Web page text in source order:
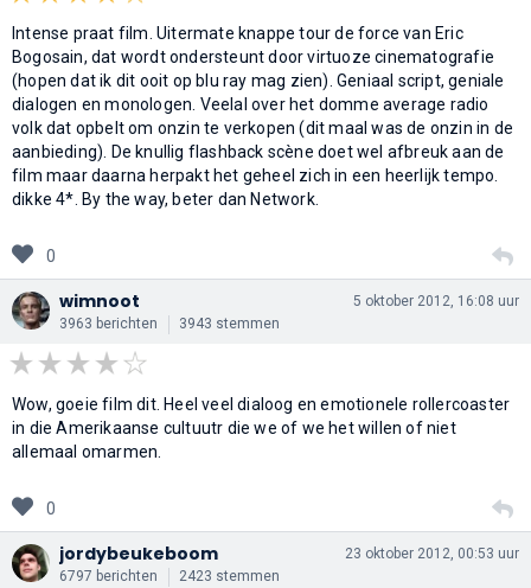
Intense praat film. Uitermate knappe tour de force van Eric
Bogosain, dat wordt ondersteunt door virtuoze cinematografie
(hopen dat ik dit ooit op blu ray mag zien). Geniaal script, geniale
dialogen en monologen. Veelal over het domme average radio
volk dat opbelt om onzin te verkopen (dit maal was de onzin in de
aanbieding). De knullig flashback scène doet wel afbreuk aan de
film maar daarna herpakt het geheel zich in een heerlijk tempo.
dikke 4*. By the way, beter dan Network.
0
wimnoot
3963 berichten 3943 stemmen
5 oktober 2012, 16:08 uur
Wow, goeie film dit. Heel veel dialoog en emotionele rollercoaster
in die Amerikaanse cultuutr die we of we het willen of niet
allemaal omarmen.
0
jordybeukeboom
6797 berichten 2423 stemmen
23 oktober 2012, 00:53 uur